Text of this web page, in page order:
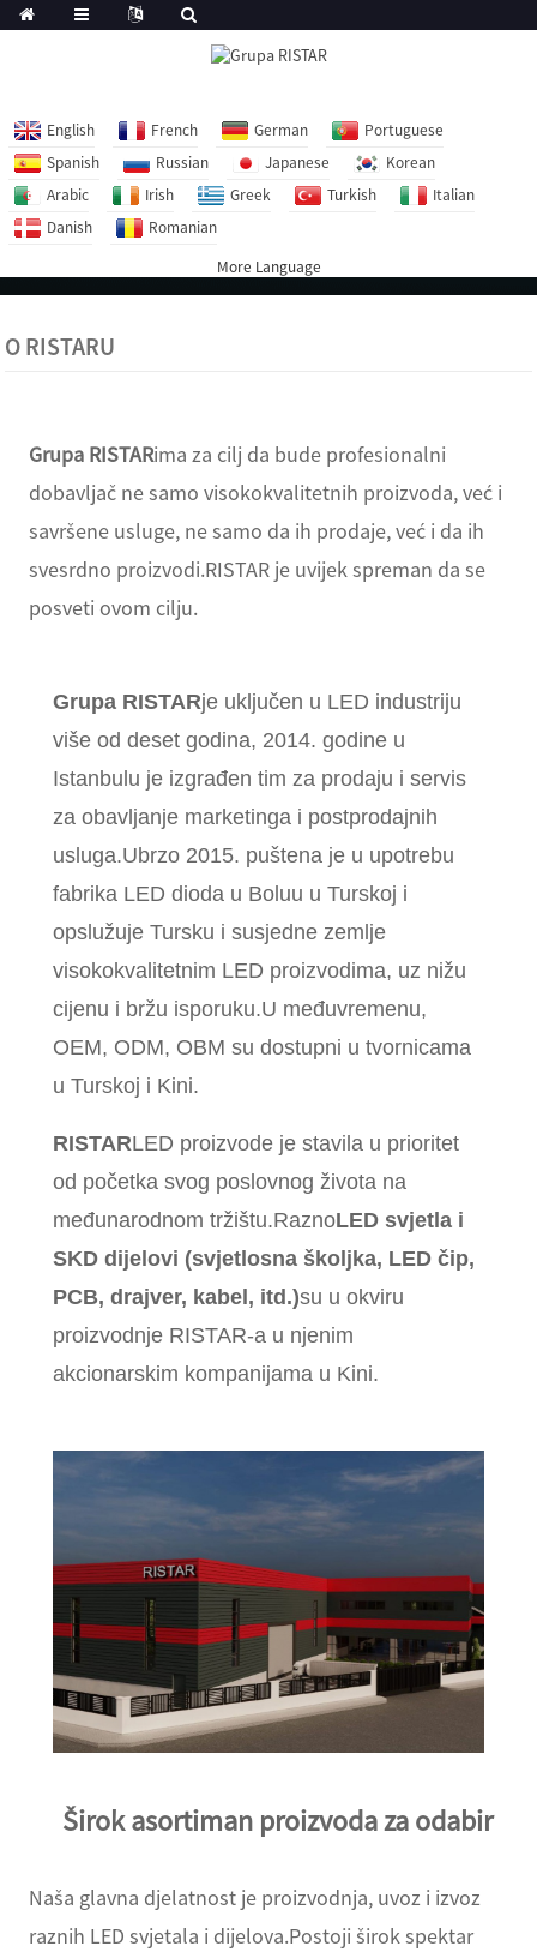
English French German
Portuguese
Spanish
Russian Japanese
Korean
Arabic
Irish Greek Turkish
Italian
Danish
Romanian
More Language
O RISTARU
Grupa RISTARima za cilj da bude profesionalni
dobavljač ne samo visokokvalitetnih proizvoda, već i
savršene usluge, ne samo da ih prodaje, već i da ih
svesrdno proizvodi.RISTAR je uvijek spreman da se
posveti ovom cilju.
Grupa RISTARje uključen u LED industriju
više od deset godina, 2014. godine u
Istanbulu je izgrađen tim za prodaju i servis
za obavljanje marketinga i postprodajnih
usluga.Ubrzo 2015. puštena je u upotrebu
fabrika LED dioda u Boluu u Turskoj i
opslužuje Tursku i susjedne zemlje
visokokvalitetnim LED proizvodima, uz nižu
cijenu i bržu isporuku.U međuvremenu,
OEM, ODM, OBM su dostupni u tvornicama
u Turskoj i Kini.
RISTARLED proizvode je stavila u prioritet
od početka svog poslovnog života na
međunarodnom tržištu.RaznoLED svjetla i
SKD dijelovi (svjetlosna školjka, LED čip,
PCB, drajver, kabel, itd.)su u okviru
proizvodnje RISTAR-a u njenim
akcionarskim kompanijama u Kini.
Širok asortiman proizvoda za odabir
Naša glavna djelatnost je proizvodnja, uvoz i izvoz
raznih LED svjetala i dijelova.Postoji širok spektar